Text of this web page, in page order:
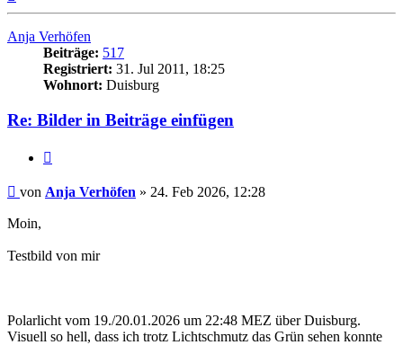
oben
Anja Verhöfen
Beiträge: 517
Registriert: 31. Jul 2011, 18:25
Wohnort: Duisburg
Re: Bilder in Beiträge einfügen
Beitrag
von Anja Verhöfen » 24. Feb 2026, 12:28
Moin,
Testbild von mir
Polarlicht vom 19./20.01.2026 um 22:48 MEZ über Duisburg.
Visuell so hell, dass ich trotz Lichtschmutz das Grün sehen konnte